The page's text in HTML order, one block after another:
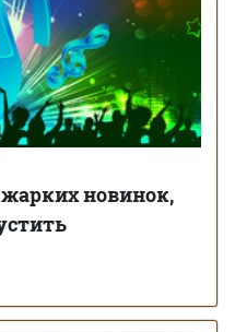
новинок,